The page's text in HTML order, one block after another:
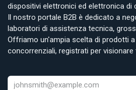
dispositivi elettronici ed elettronica di
Il nostro portale B2B è dedicato a
laboratori di assistenza tecnica,
Offriamo un'ampia scelta di prodotti
concorrenziali, registrati per